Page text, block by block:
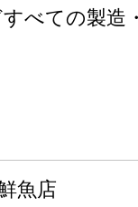
べての製造
魚店